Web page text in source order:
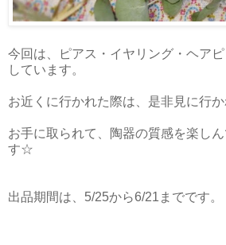
今回は、ピアス・イヤリング・ヘア
しています。
お近くに行かれた際は、是非見に行
お手に取られて、陶器の質感を楽し
す☆
出品期間は、5/25から6/21までです。